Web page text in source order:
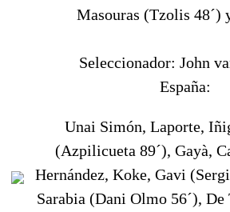
Masouras (Tzolis 48´)
Seleccionador: John
España:
Unai Simón, Laporte,
(Azpilicueta 89´), Gayà,
Hernández, Koke, Gavi
Sarabia (Dani Olmo 56´),